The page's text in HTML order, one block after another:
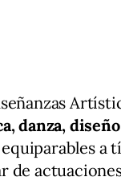
danza,
a
de